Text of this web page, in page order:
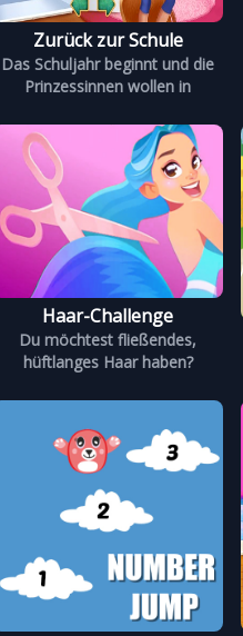
Zurück zur Schule
Das Schuljahr beginnt und die
Prinzessinnen wollen in
Haar-Challenge
Du möchtest fließendes,
hüftlanges Haar haben?